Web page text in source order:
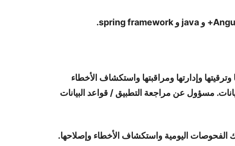
وإدارتها ومراقبتها واستكشاف الأخطاء
مسؤول عن مراجعة التطبيق / قواعد البيانات